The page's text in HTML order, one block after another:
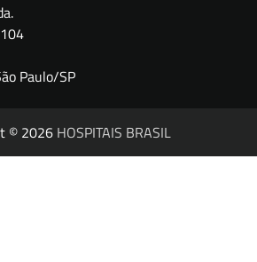
Paulo/SP
© 2026 HOSPITAIS BRASIL